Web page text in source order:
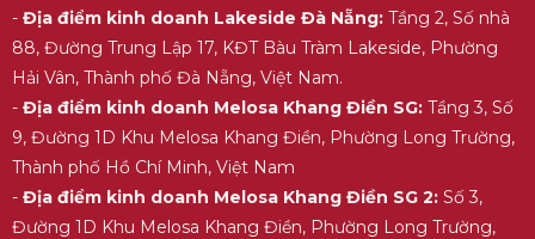
- Địa điểm kinh doanh Lakeside Đà Nẵng:Tầng 2, Số nhà
88, Đường Trung Lập 17, KĐT Bàu Tràm Lakeside, Phường
Hải Vân, Thành phố Đà Nẵng, Việt Nam.
- Địa điểm kinh doanh Melosa Khang Điền SG:Tầng 3, Số
9, Đường 1D Khu Melosa Khang Điền, Phường Long Trường,
Thành phố Hồ Chí Minh, Việt Nam
- Địa điểm kinh doanh Melosa Khang Điền SG 2:Số 3,
Đường 1D Khu Melosa Khang Điền, Phường Long Trường,